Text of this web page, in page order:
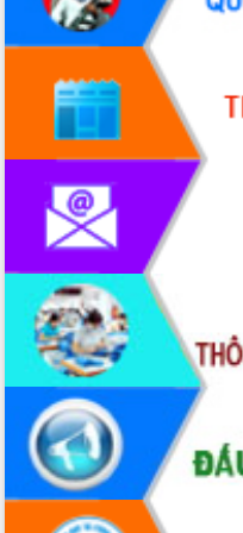
sầu riêng tại Đắk Lắk
Trình diễn nghệ thuật chế biến các
Đắk Lắk công bố Quy hoạch và xúc
tiến đầu tư tỉnh
Ngành cá ngừ Đắk Lắk chủ động thích
ứng để giữ vững thị trường xuất khẩu
Diễn đàn Kinh tế tư nhân Việt Nam đột
phá cơ chế - Hợp tác công tư
Đề án 06 tạo bước ngoặt đột phá trong
cải cách hành chính tỉnh Đắk Lắk
Kết nối tour, đẩy mạnh chuyển đổi số
để phát triển du lịch Đắk Lắk
Khởi động Dự án Đầu tư xây dựng hạ
tầng kỹ thuật Cụm công nghiệp Tân
Tiến
Gặp mặt các cơ quan báo chí nhân Kỷ
niệm 101 năm Ngày Báo chí Cách
mạng Việt Nam
Đắk Lắk sơ kết 4 năm triển khai thực